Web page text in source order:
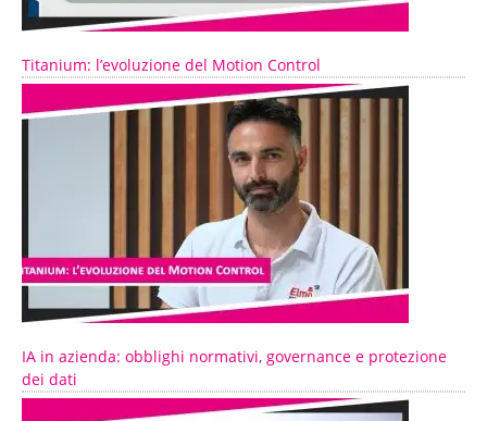
Titanium: l’evoluzione del Motion Control
IA in azienda: obblighi normativi, governance e protezione
dei dati